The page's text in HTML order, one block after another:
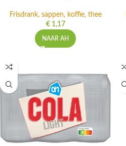
Frisdrank, sappen, koffie, thee
€1,17
NAAR AH